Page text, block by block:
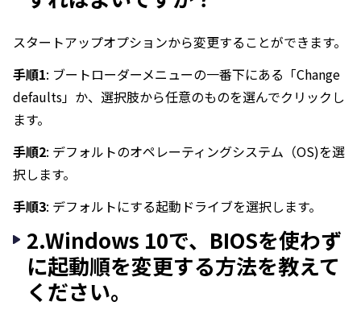
スタートアップオプションから変更することができます。
手順1: ブートローダーメニューの一番下にある「Change
defaults」か、選択肢から任意のものを選んでクリックし
ます。
手順2: デフォルトのオペレーティングシステム（OS)を選
択します。
手順3: デフォルトにする起動ドライブを選択します。
2.Windows 10で、BIOSを使わず
に起動順を変更する方法を教えて
ください。